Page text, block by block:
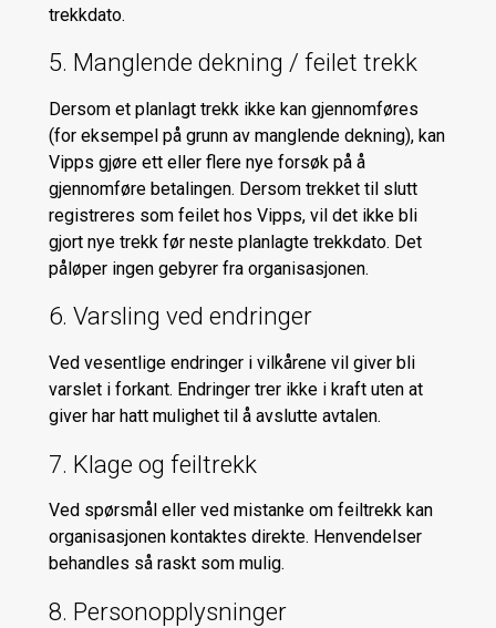
trekkdato.
5. Manglende dekning / feilet trekk
Dersom et planlagt trekk ikke kan gjennomføres
(for eksempel på grunn av manglende dekning), kan
Vipps gjøre ett eller flere nye forsøk på å
gjennomføre betalingen. Dersom trekket til slutt
registreres som feilet hos Vipps, vil det ikke bli
gjort nye trekk før neste planlagte trekkdato. Det
påløper ingen gebyrer fra organisasjonen.
6. Varsling ved endringer
Ved vesentlige endringer i vilkårene vil giver bli
varslet i forkant. Endringer trer ikke i kraft uten at
giver har hatt mulighet til å avslutte avtalen.
7. Klage og feiltrekk
Ved spørsmål eller ved mistanke om feiltrekk kan
organisasjonen kontaktes direkte. Henvendelser
behandles så raskt som mulig.
8. Personopplysninger